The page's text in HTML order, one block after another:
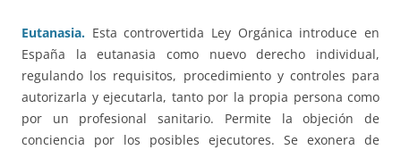
Eutanasia. Esta controvertida Ley Orgánica introduce en
España la eutanasia como nuevo derecho individual,
regulando los requisitos, procedimiento y controles para
autorizarla y ejecutarla, tanto por la propia persona como
por un profesional sanitario. Permite la objeción de
conciencia por los posibles ejecutores. Se exonera de